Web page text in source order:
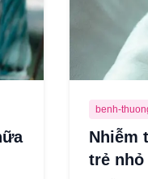
benh-
Nhiễm
trẻ nhỏ